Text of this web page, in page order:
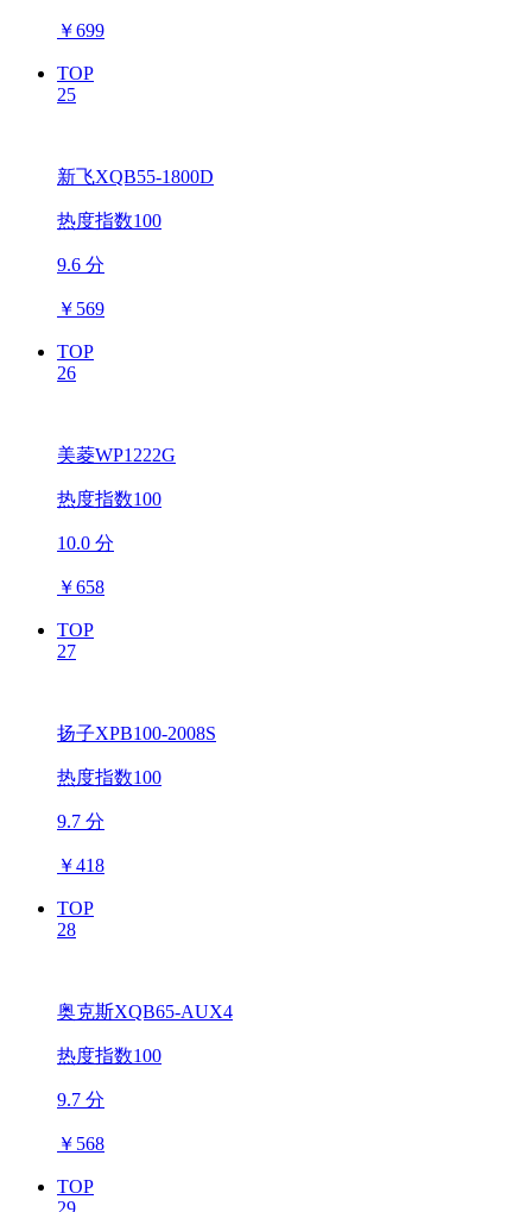
￥699
TOP
25
新飞XQB55-1800D
热度指数100
9.6 分
￥ 569
TOP
26
美菱WP1222G
热度指数100
10.0 分
￥658
TOP
27
扬子XPB100-2008S
热度指数100
9.7 分
￥418
TOP
28
奥克斯XQB65-AUX4
热度指数100
9.7 分
￥ 568
TOP
29